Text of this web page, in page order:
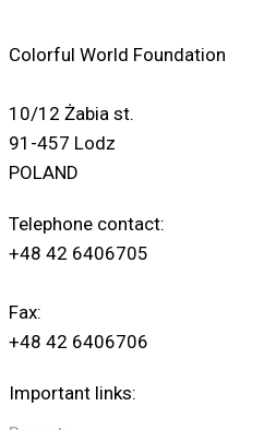
Colorful World Foundation
10/12 Żabia st.
91-457 Lodz
POLAND
Telephone contact:
+48 42 6406705
Fax:
+48 42 6406706
Important links: